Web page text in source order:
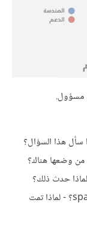
مسؤول.
سأل هذا السؤال؟
من وضعها هناك؟
حدث ذلك؟
تم تأشير بريد دعوة العميل كبريد مزعج spam؟ - لماذا تمت